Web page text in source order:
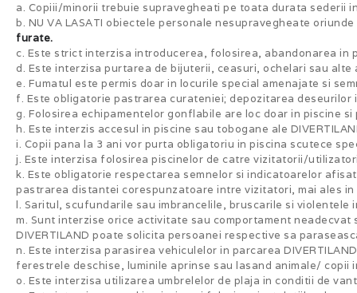
a. Copiii/minorii trebuie supravegheati pe toata durata sederii
b. NU VA LASATI obiectele personale nesupravegheate
furate.
c. Este strict interzisa introducerea, folosirea, abandonarea in
d. Este interzisa purtarea de bijuterii, ceasuri, ochelari sau
e. Fumatul este permis doar in locurile special amenajate si
f. Este obligatorie pastrarea curateniei; depozitarea
g. Folosirea echipamentelor gonflabile are loc doar in piscine
h. Este interzis accesul in piscine sau tobogane ale
i. Copii pana la 3 ani vor purta obligatoriu in piscina scutece
j. Este interzisa folosirea piscinelor de catre vizitatorii/
k. Este obligatorie respectarea semnelor si indicatoarelor
pastrarea distantei corespunzatoare intre vizitatori, mai ales
l. Saritul, scufundarile sau imbrancelile, bruscarile si violentele
m. Sunt interzise orice activitate sau comportament
DIVERTILAND poate solicita persoanei respective sa
n. Este interzisa parasirea vehiculelor in parcarea
ferestrele deschise, luminile aprinse sau lasand animale/
o. Este interzisa utilizarea umbrelelor de plaja in conditii de